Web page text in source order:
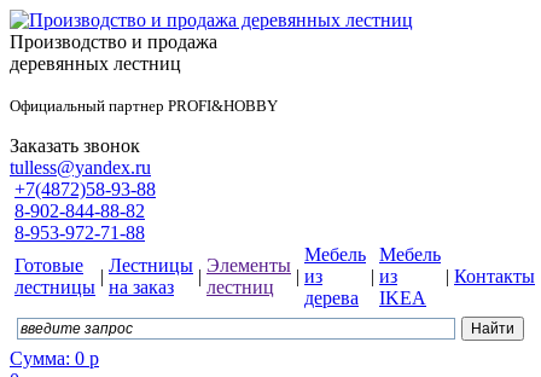
Производство и продажа
деревянных лестниц
Официальный партнер PROFI&HOBBY
Заказать звонок
tulless@yandex.ru
+7(4872)58-93-88
8-902-844-88-82
8-953-972-71-88
Готовые
лестницы
|
Лестницы
на заказ
|
Элементы
лестниц
|
Мебель
из
дерева
|
Мебель
из
IKEA
| Контакты
Сумма: 0 р